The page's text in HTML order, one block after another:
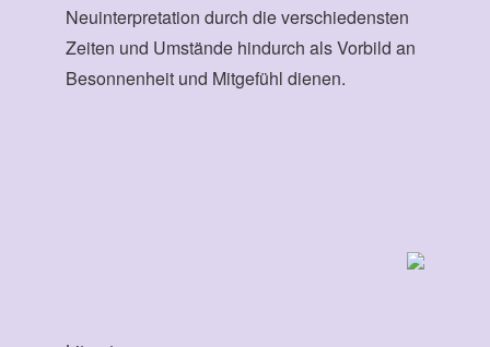
Neuinterpretation durch die verschiedensten
Zeiten und Umstände hindurch als Vorbild an
Besonnenheit und Mitgefühl dienen.